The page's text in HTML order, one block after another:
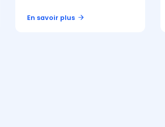
En savoir plus